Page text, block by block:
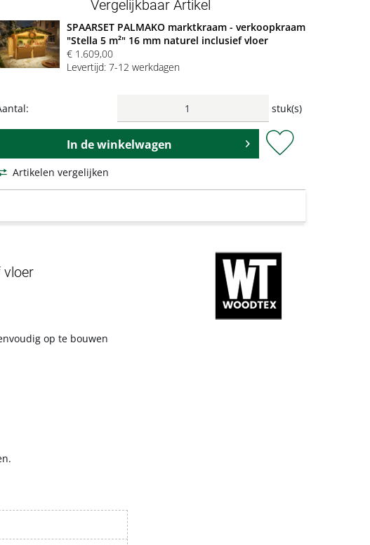
Vergelijkbaar Artikel
SPAARSET PALMAKO marktkraam - verkoopkraam
"Stella 5 m²" 16 mm naturel inclusief vloer
€ 1.609,00
Levertijd: 7-12 werkdagen
stuk(s)
In de winkelwagen
Artikelen vergelijken
vloer
op te bouwen